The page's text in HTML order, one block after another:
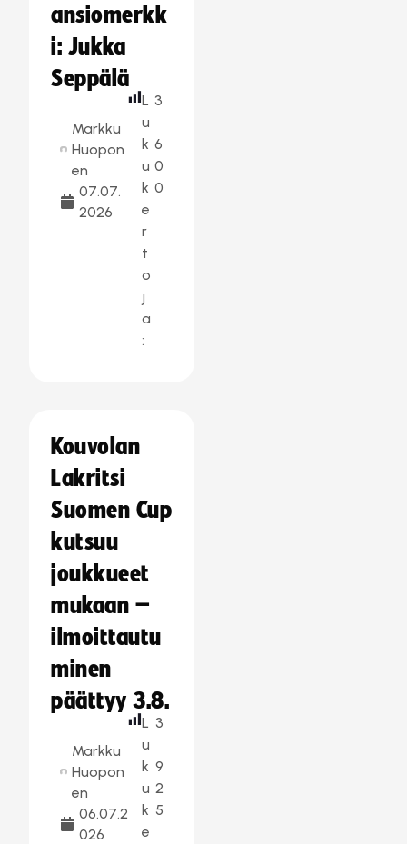
ansiomerkk
i: Jukka
Seppälä
Markku
Huopon
en
07.07.
2026
L
u
k
u
k
e
r
t
o
j
a
:
3
6
0
0
Kouvolan
Lakritsi
Suomen Cup
kutsuu
joukkueet
mukaan –
ilmoittautu
minen
päättyy 3.8.
Markku
Huopon
en
06.07.2
026
L
u
k
u
k
e
3
9
2
5